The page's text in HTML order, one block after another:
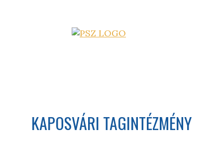
KAPOSVÁRI TAGINTÉZMÉNY